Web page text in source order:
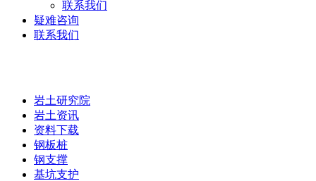
联系我们
疑难咨询
联系我们
岩土研究院
岩土资讯
资料下载
钢板桩
钢支撑
基坑支护